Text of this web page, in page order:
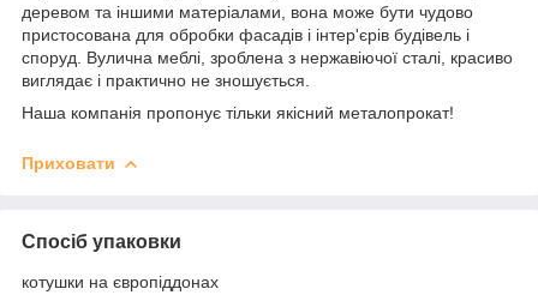
деревом та іншими матеріалами, вона може бути чудово
пристосована для обробки фасадів і інтер'єрів будівель і
споруд. Вулична меблі, зроблена з нержавіючої сталі, красиво
виглядає і практично не зношується.
Наша компанія пропонує тільки якісний металопрокат!
Приховати
Спосіб упаковки
котушки на європіддонах